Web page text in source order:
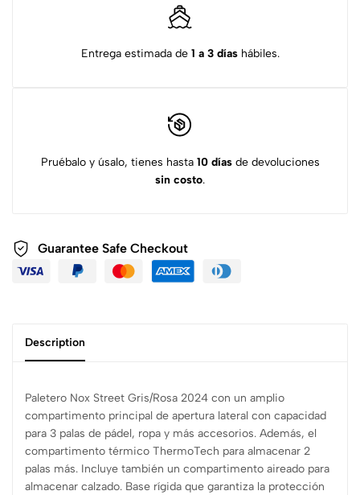
Entrega estimada de 1 a 3 díashábiles.
Pruébalo y úsalo, tienes hasta 10 díasde devoluciones
sin costo.
Guarantee Safe Checkout
Description
Paletero Nox Street Gris/Rosa 2024 con un amplio
compartimento principal de apertura lateral con capacidad
para 3 palas de pádel, ropa y más accesorios. Además, el
compartimento térmico ThermoTech para almacenar 2
palas más. Incluye también un compartimento aireado para
almacenar calzado. Base rígida que garantiza la protección